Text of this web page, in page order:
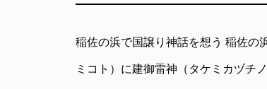
稲佐の浜で国譲り神話を想う 稲佐の
ミコト）に建御雷神（タケミカヅチ